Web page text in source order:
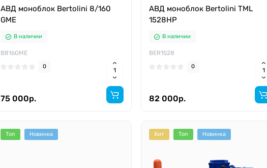
АВД моноблок Bertolini 8/160
GME
В наличии
B816GME
0
75 000р.
АВД моноблок Bertolini TML
1528HP
В наличии
BER1528
0
82 000р.
Топ Новинка Хит Топ Новинка